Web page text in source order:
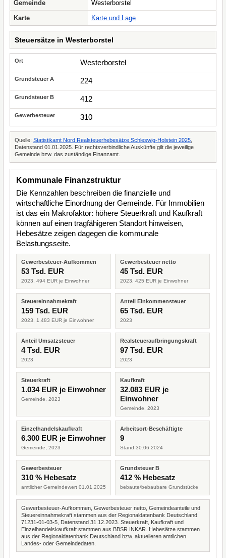
Gemeinde
Westerborstel
Karte
Karte und Lage
Steuersätze in Westerborstel
Westerborstel
224
412
310
Quelle: Statistikamt Nord Realsteuerhebesätze Schleswig-Holstein 2025
Datenstand 01.01.2025. Für rechtsverbindliche Auskünfte gilt die jeweilige
Gemeinde bzw. das zuständige Finanzamt.
Kommunale Finanzstruktur
Die Kennzahlen beschreiben die finanzielle und
wirtschaftliche Einordnung der Gemeinde. Für Immobilien
ist das ein Makrofaktor: höhere Steuerkraft und Kaufkraft
können auf einen tragfähigeren Standort hinweisen,
Hebesätze zeigen dagegen die kommunale
Belastungsseite.
Gewerbesteuer-Aufkommen
53 Tsd. EUR
2023, 494 EUR je Einwohner
Gewerbesteuer netto
45 Tsd. EUR
2023, 425 EUR je Einwohner
Steuereinnahmekraft
159 Tsd. EUR
2023, 1.483 EUR je Einwohner
Anteil Einkommensteuer
65 Tsd. EUR
2023
Anteil Umsatzsteuer
4 Tsd. EUR
2023
Realsteueraufbringungskraft
97 Tsd. EUR
2023
Steuerkraft
1.034 EUR je Einwohner
Gemeinde, 2023
Kaufkraft
32.083 EUR je
Einwohner
Gemeinde, 2023
Einzelhandelskaufkraft
6.300 EUR je Einwohner
Gemeinde, 2023
Arbeitsort-Beschäftigte
9
Stand 30.06.2024
Gewerbesteuer
310 % Hebesatz
amtlicher Gemeindewert 01.01.2025
Grundsteuer B
412 % Hebesatz
bebaute/bebaubare Grundstücke
Gewerbesteuer-Aufkommen, Gewerbesteuer netto, Gemeindeanteile und
Steuereinnahmekraft stammen aus der Regionaldatenbank Deutschland
71231-01-03-5, Datenstand 31.12.2023. Steuerkraft, Kaufkraft und
Einzelhandelskaufkraft stammen aus BBSR INKAR. Hebesätze stammen
aus der Regionaldatenbank Deutschland bzw. aktuelleren amtlichen
Landes- oder Gemeindedaten.